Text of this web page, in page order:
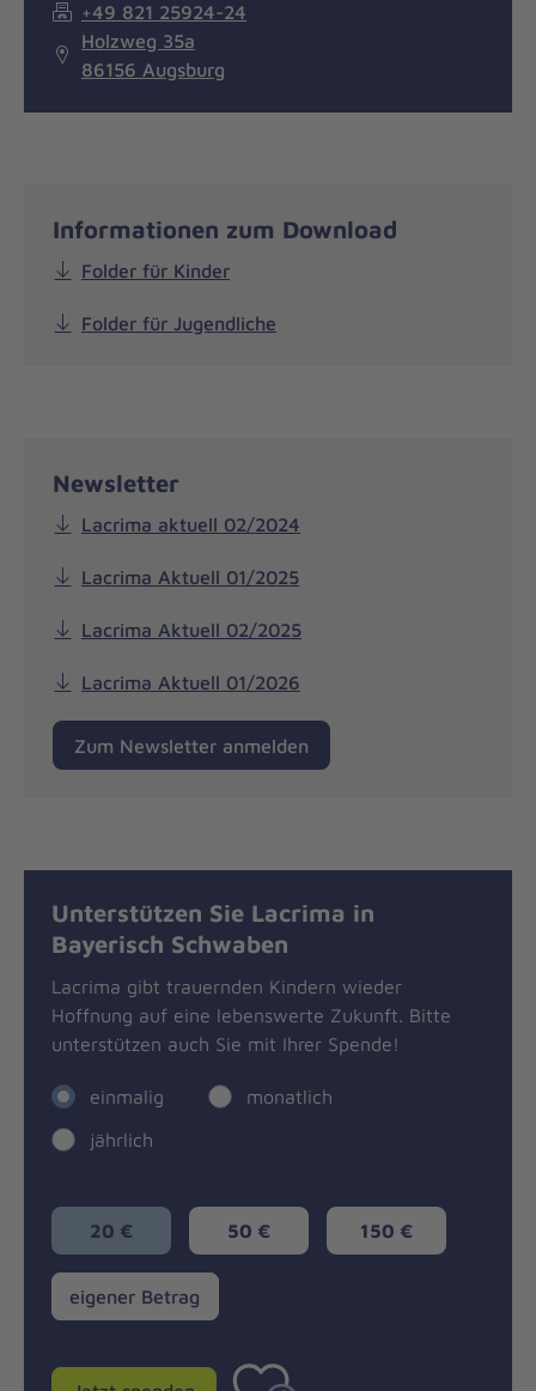
+49 821 25924-24
Holzweg 35a
86156 Augsburg
Informationen zum Download
Folder für Kinder
Folder für Jugendliche
Newsletter
Lacrima aktuell 02/2024
Lacrima Aktuell 01/2025
Lacrima Aktuell 02/2025
Lacrima Aktuell 01/2026
Zum Newsletter anmelden
Unterstützen Sie Lacrima in
Bayerisch Schwaben
Lacrima gibt trauernden Kindern wieder
Hoffnung auf eine lebenswerte Zukunft. Bitte
unterstützen auch Sie mit Ihrer Spende!
einmalig
monatlich
jährlich
20 € 50 € 150 €
eigener
Betrag
eigener Betrag